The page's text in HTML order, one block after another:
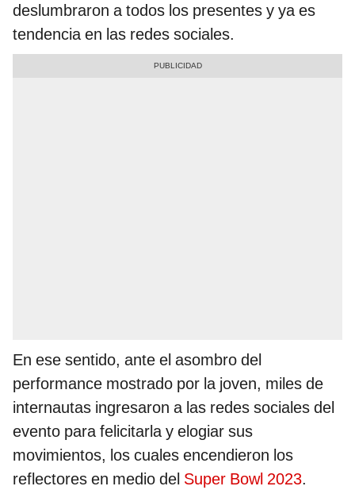
deslumbraron a todos los presentes y ya es
tendencia en las redes sociales.
En ese sentido, ante el asombro del
performance mostrado por la joven, miles de
internautas ingresaron a las redes sociales del
evento para felicitarla y elogiar sus
movimientos, los cuales encendieron los
reflectores en medio del Super Bowl 2023.